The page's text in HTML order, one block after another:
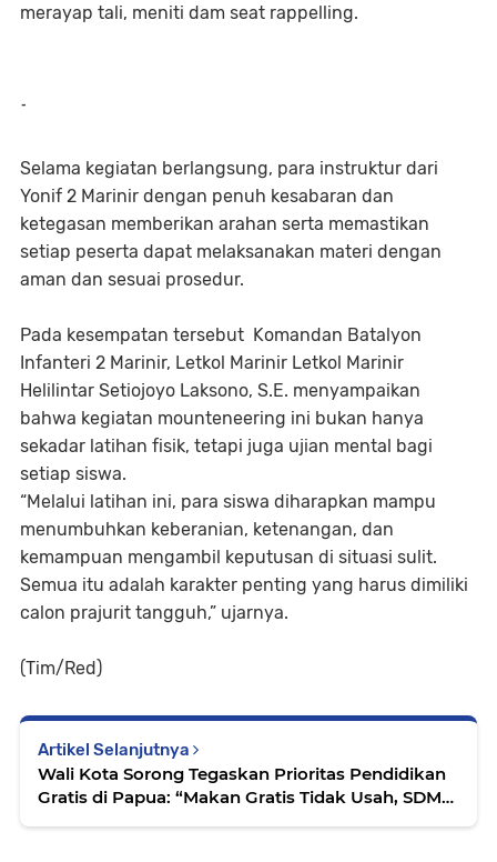
merayap tali, meniti dam seat rappelling.
-
Selama kegiatan berlangsung, para instruktur dari
Yonif 2 Marinir dengan penuh kesabaran dan
ketegasan memberikan arahan serta memastikan
setiap peserta dapat melaksanakan materi dengan
aman dan sesuai prosedur.
Pada kesempatan tersebut Komandan Batalyon
Infanteri 2 Marinir, Letkol Marinir Letkol Marinir
Helilintar Setiojoyo Laksono, S.E. menyampaikan
bahwa kegiatan mounteneering ini bukan hanya
sekadar latihan fisik, tetapi juga ujian mental bagi
setiap siswa.
“Melalui latihan ini, para siswa diharapkan mampu
menumbuhkan keberanian, ketenangan, dan
kemampuan mengambil keputusan di situasi sulit.
Semua itu adalah karakter penting yang harus dimiliki
calon prajurit tangguh,” ujarnya.
(Tim/Red)
Artikel Selanjutnya
Wali Kota Sorong Tegaskan Prioritas Pendidikan
Gratis di Papua: “Makan Gratis Tidak Usah, SDM